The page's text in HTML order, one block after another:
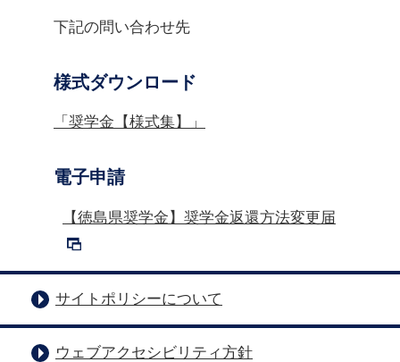
下記の問い合わせ先
様式ダウンロード
「奨学金【様式集】」
電子申請
【徳島県奨学金】奨学金返還方法変更届
サイトポリシーについて
ウェブアクセシビリティ方針